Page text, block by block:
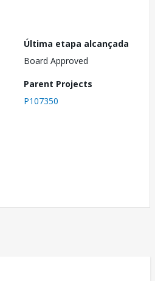
Última etapa alcançada
Board Approved
Parent Projects
P107350